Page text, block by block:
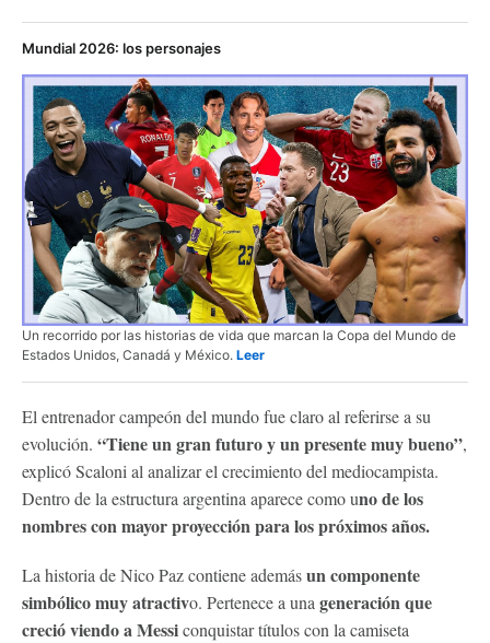
Mundial 2026: los personajes
Un recorrido por las historias de vida que marcan la Copa del Mundo de
Estados Unidos, Canadá y México. Leer
El entrenador campeón del mundo fue claro al referirse a su
evolución. “Tiene un gran futuro y un presente muy bueno”,
explicó Scaloni al analizar el crecimiento del mediocampista.
Dentro de la estructura argentina aparece como uno de los
nombres con mayor proyección para los próximos años.
La historia de Nico Paz contiene ademásun componente
simbólico muy atractivo. Pertenece a una generación que
creció viendo a Messiconquistar títulos con la camiseta